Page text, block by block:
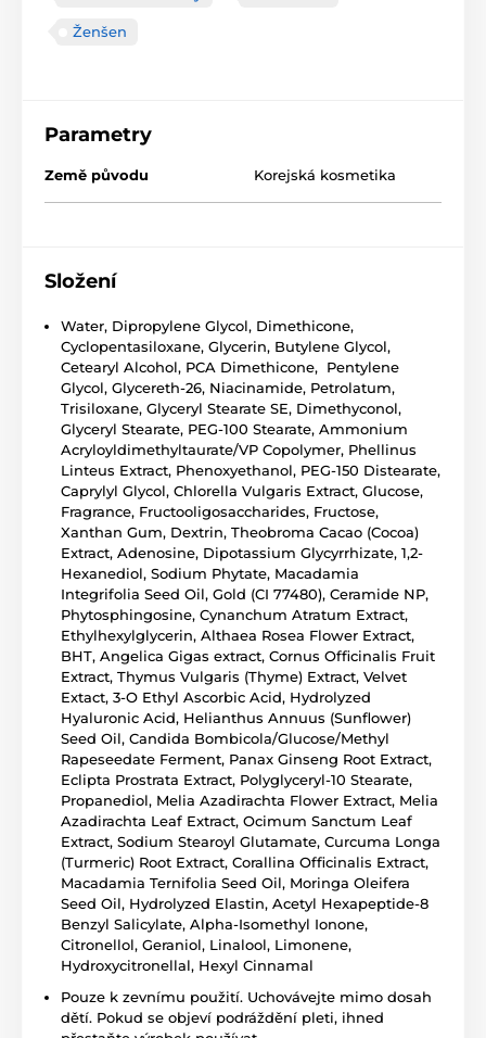
Ženšen
Parametry
Země původu Korejská kosmetika
Složení
Water, Dipropylene Glycol, Dimethicone,
Cyclopentasiloxane, Glycerin, Butylene Glycol,
Cetearyl Alcohol, PCA Dimethicone, Pentylene
Glycol, Glycereth-26, Niacinamide, Petrolatum,
Trisiloxane, Glyceryl Stearate SE, Dimethyconol,
Glyceryl Stearate, PEG-100 Stearate, Ammonium
Acryloyldimethyltaurate/VP Copolymer, Phellinus
Linteus Extract, Phenoxyethanol, PEG-150 Distearate,
Caprylyl Glycol, Chlorella Vulgaris Extract, Glucose,
Fragrance, Fructooligosaccharides, Fructose,
Xanthan Gum, Dextrin, Theobroma Cacao (Cocoa)
Extract, Adenosine, Dipotassium Glycyrrhizate, 1,2-
Hexanediol, Sodium Phytate, Macadamia
Integrifolia Seed Oil, Gold (CI 77480), Ceramide NP,
Phytosphingosine, Cynanchum Atratum Extract,
Ethylhexylglycerin, Althaea Rosea Flower Extract,
BHT, Angelica Gigas extract, Cornus Officinalis Fruit
Extract, Thymus Vulgaris (Thyme) Extract, Velvet
Extact, 3-O Ethyl Ascorbic Acid, Hydrolyzed
Hyaluronic Acid, Helianthus Annuus (Sunflower)
Seed Oil, Candida Bombicola/Glucose/Methyl
Rapeseedate Ferment, Panax Ginseng Root Extract,
Eclipta Prostrata Extract, Polyglyceryl-10 Stearate,
Propanediol, Melia Azadirachta Flower Extract, Melia
Azadirachta Leaf Extract, Ocimum Sanctum Leaf
Extract, Sodium Stearoyl Glutamate, Curcuma Longa
(Turmeric) Root Extract, Corallina Officinalis Extract,
Macadamia Ternifolia Seed Oil, Moringa Oleifera
Seed Oil, Hydrolyzed Elastin, Acetyl Hexapeptide-8
Benzyl Salicylate, Alpha-Isomethyl Ionone,
Citronellol, Geraniol, Linalool, Limonene,
Hydroxycitronellal, Hexyl Cinnamal
Pouze k zevnímu použití. Uchovávejte mimo dosah
dětí. Pokud se objeví podráždění pleti, ihned